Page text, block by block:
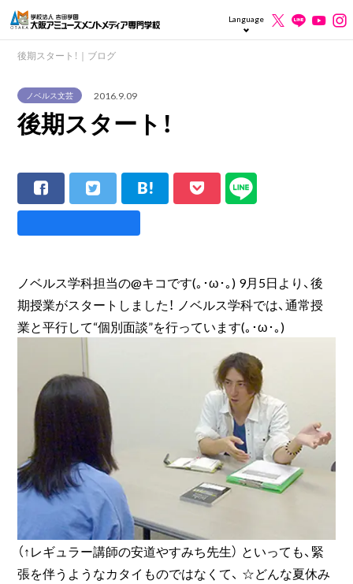
Language
後期スタート！｜ブログ
ノベルス文芸 2016.9.09
後期スタート！
ノベルス学科担当の@キコです(｡･ω･｡) 9月5日より、後
期授業がスタートしました！ ノベルス学科では、通常授
業と平行して“個別面談”を行っています(｡･ω･｡)
（↑レギュラー講師の安道やすみち先生） といっても、緊
張を伴うようなカタイものではなくて、 ☆どんな夏休み